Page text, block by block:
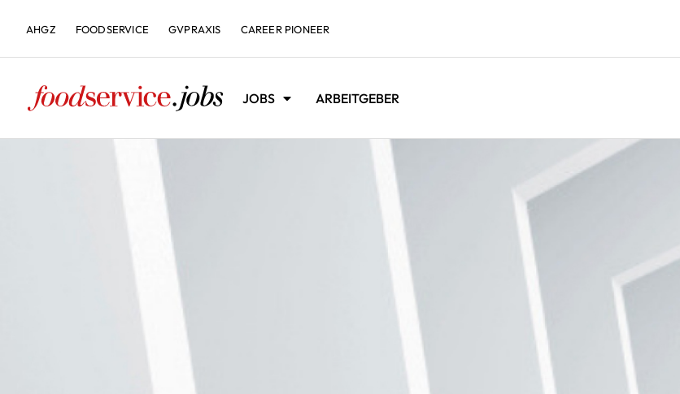
AHGZ FOODSERVICE GVPRAXIS CAREER PIONEER
JOBS ARBEITGEBER